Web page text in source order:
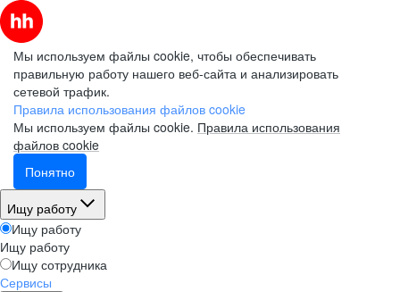
Мы используем файлы cookie, чтобы обеспечивать
правильную работу нашего веб-сайта и анализировать
сетевой трафик.
Правила использования файлов cookie
Мы используем файлы cookie. Правила использования
файлов cookie
Понятно
Ищу работу
Ищу работу
Ищу работу
Ищу сотрудника
Сервисы